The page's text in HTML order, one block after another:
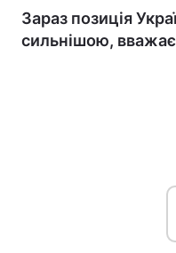
Зараз позиція
сильнішою, вважає